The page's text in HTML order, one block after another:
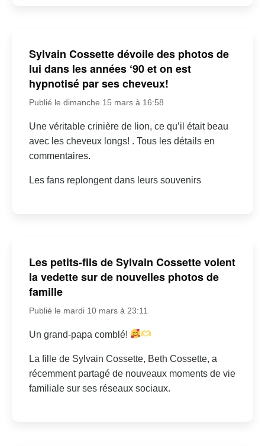
Sylvain Cossette dévoile des photos de
lui dans les années ‘90 et on est
hypnotisé par ses cheveux!
Publié le dimanche 15 mars à 16:58
Une véritable crinière de lion, ce qu’il était beau
avec les cheveux longs! . Tous les détails en
commentaires.
Les fans replongent dans leurs souvenirs
Les petits-fils de Sylvain Cossette volent
la vedette sur de nouvelles photos de
famille
Publié le mardi 10 mars à 23:11
Un grand-papa comblé!
La fille de Sylvain Cossette, Beth Cossette, a
récemment partagé de nouveaux moments de vie
familiale sur ses réseaux sociaux.